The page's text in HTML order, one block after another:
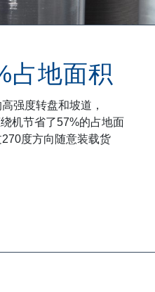
占地面积
强度转盘和坡道，
机节省了57%的占地面
度方向随意装载货